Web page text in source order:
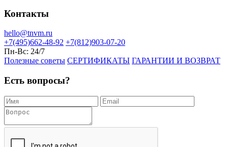
Контакты
hello@tnvm.ru
+7(495)662-48-92 +7(812)903-07-20
Пн-Вс: 24/7
Полезные советы СЕРТИФИКАТЫ ГАРАНТИИ И ВОЗВРАТ
Есть вопросы?